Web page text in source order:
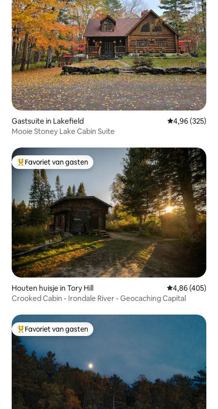
Gastsuite in Lakefield Gemiddelde
4,96 (325)
Mooie Stoney Lake Cabin Suite
Topfavoriet van gasten
Favoriet van gasten
Houten huisje in Tory Hill Gemiddelde
4,86 (405)
Crooked Cabin - Irondale River - Geocaching Capital
Topfavoriet van gasten
Favoriet van gasten